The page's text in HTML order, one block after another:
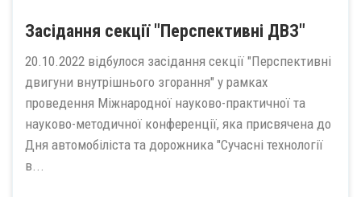
Засідання секції "Перспективні ДВЗ"
20.10.2022 відбулося засідання секції "Перспективні
двигуни внутрішнього згорання" у рамках
проведення Міжнародної науково-практичної та
науково-методичної конференції, яка присвячена до
Дня автомобіліста та дорожника "Сучасні технології
в...